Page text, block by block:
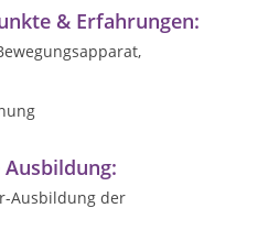
& Erfahrungen:
Ausbildung der